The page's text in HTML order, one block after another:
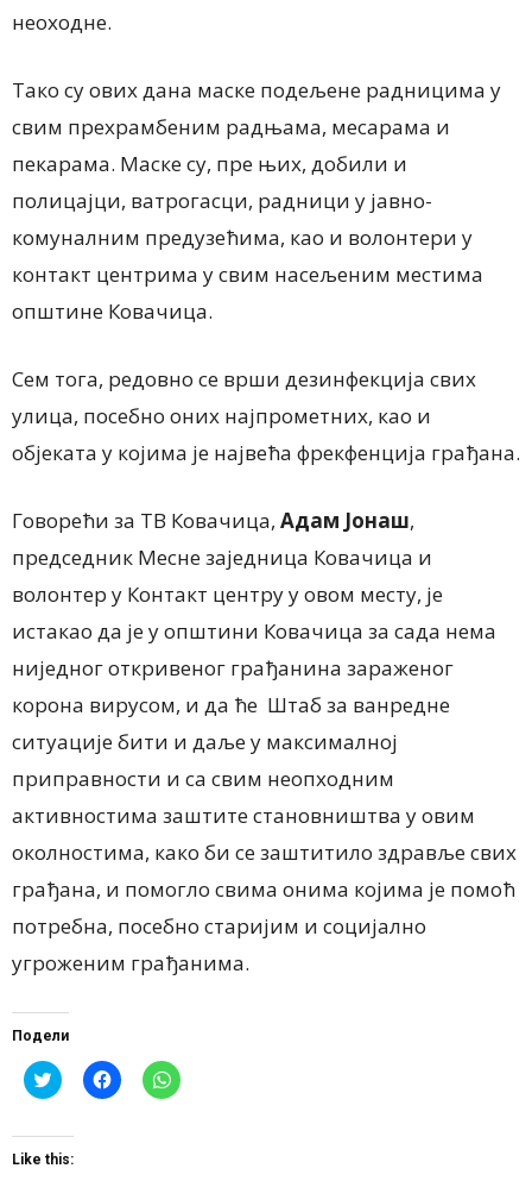
неоходне.
Тако су ових дана маске подељене радницима у
свим прехрамбеним радњама, месарама и
пекарама. Маске су, пре њих, добили и
полицајци, ватрогасци, радници у јавно-
комуналним предузећима, као и волонтери у
контакт центрима у свим насељеним местима
општине Ковачица.
Сем тога, редовно се врши дезинфекција свих
улица, посебно оних најпрометних, као и
објеката у којима је највећа фрекфенција грађана.
Говорећи за ТВ Ковачица, Адам Јонаш,
председник Месне заједница Ковачица и
волонтер у Контакт центру у овом месту, је
истакао да је у општини Ковачица за сада нема
ниједног откривеног грађанина зараженог
корона вирусом, и да ће Штаб за ванредне
ситуације бити и даље у максималној
приправности и са свим неопходним
активностима заштите становништва у овим
околностима, како би се заштитило здравље свих
грађана, и помогло свима онима којима је помоћ
потребна, посебно старијим и социјално
угроженим грађанима.
Подели
Click
to
Twitter
(Opens
in
Click
to
Click
to
Like this: